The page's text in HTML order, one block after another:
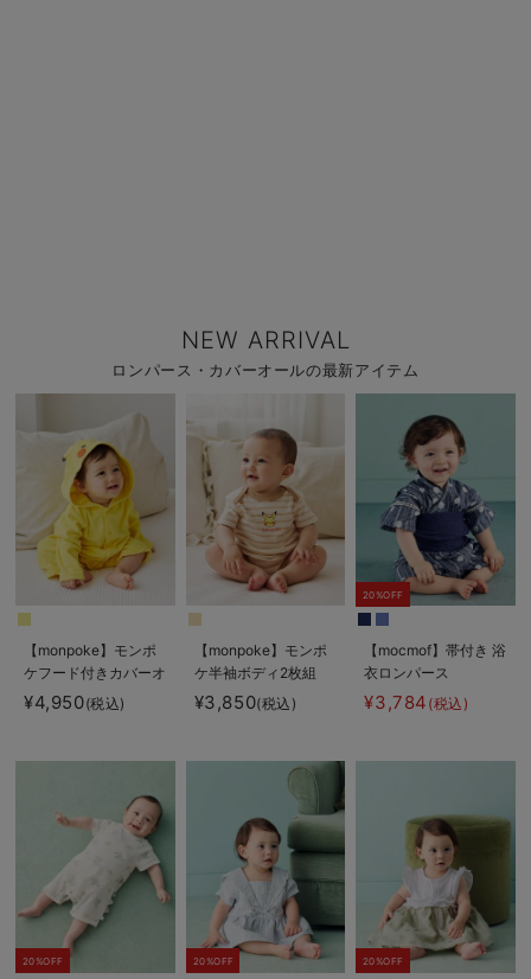
NEW ARRIVAL
ロンパース・カバーオールの最新アイテム
【monpoke】モンポ
ケフード付きカバーオ
ール
¥4,950(税込)
【monpoke】モンポ
ケ半袖ボディ2枚組
¥3,850(税込)
20%OFF
【mocmof】帯付き 浴
衣ロンパース
¥3,784 (税込)
20%OFF 20%OFF 20%OFF